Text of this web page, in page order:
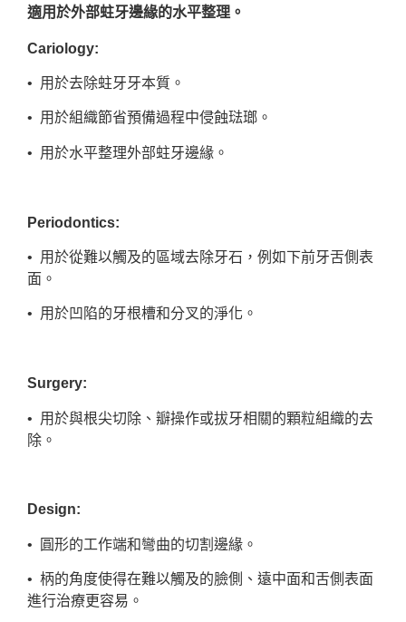
適用於外部蛀牙邊緣的水平整理。
Cariology:
• 用於去除蛀牙牙本質。
• 用於組織節省預備過程中侵蝕琺瑯。
• 用於水平整理外部蛀牙邊緣。
Periodontics:
• 用於從難以觸及的區域去除牙石，例如下前牙舌側表
面。
• 用於凹陷的牙根槽和分叉的淨化。
Surgery:
• 用於與根尖切除、瓣操作或拔牙相關的顆粒組織的去
除。
Design:
• 圓形的工作端和彎曲的切割邊緣。
• 柄的角度使得在難以觸及的臉側、遠中面和舌側表面
進行治療更容易。